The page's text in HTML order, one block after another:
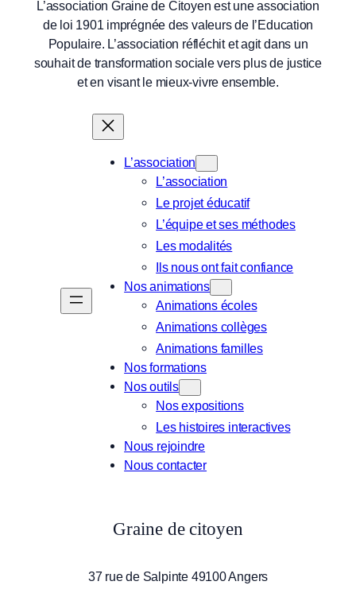
L’association Graine de Citoyen est une association
de loi 1901 imprégnée des valeurs de l’Education
Populaire. L’association réfléchit et agit dans un
souhait de transformation sociale vers plus de justice
et en visant le mieux-vivre ensemble.
L’association
L’association
Le projet éducatif
L’équipe et ses méthodes
Les modalités
Ils nous ont fait confiance
Nos animations
Animations écoles
Animations collèges
Animations familles
Nos formations
Nos outils
Nos expositions
Les histoires interactives
Nous rejoindre
Nous contacter
Graine de citoyen
37 rue de Salpinte 49100 Angers